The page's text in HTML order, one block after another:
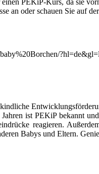
PEKiP-Kurs, da sie
an oder schauen Sie auf
ist PEKiP bekannt
reagieren.
Babys und Eltern.